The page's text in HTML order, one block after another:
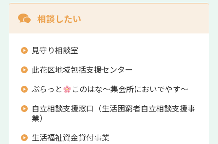
相談したい
見守り相談室
此花区地域包括支援センター
ぷらっと
このはな～集会所においでやす～
自立相談支援窓口（生活困窮者自立相談支援事
業）
生活福祉資金貸付事業